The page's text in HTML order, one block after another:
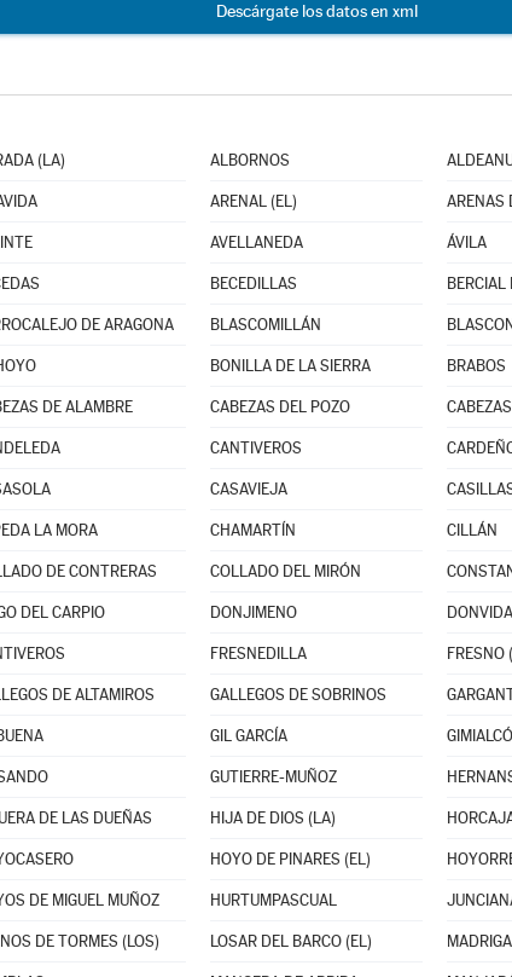
Descárgate los datos en xml
(LA) ALBORNOS
ARENAL (EL) ARENAS
AVELLANEDA ÁVILA
BECEDILLAS BERCIAL
DE ARAGONA BLASCOMILLÁN
BONILLA DE LA SIERRA BRABOS
DE ALAMBRE CABEZAS DEL POZO
CANTIVEROS
CASAVIEJA
LA MORA CHAMARTÍN CILLÁN
DE CONTRERAS COLLADO DEL MIRÓN
DEL CARPIO DONJIMENO
FRESNEDILLA FRESNO
DE ALTAMIROS GALLEGOS DE SOBRINOS
GIL GARCÍA
GUTIERRE-MUÑOZ
DE LAS DUEÑAS HIJA DE DIOS (LA)
HOYO DE PINARES (EL)
DE MIGUEL MUÑOZ HURTUMPASCUAL
DE TORMES (LOS) LOSAR DEL BARCO (EL)